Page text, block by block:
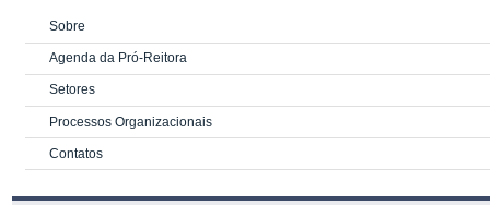
Sobre
Agenda da Pró-Reitora
Setores
Processos Organizacionais
Contatos